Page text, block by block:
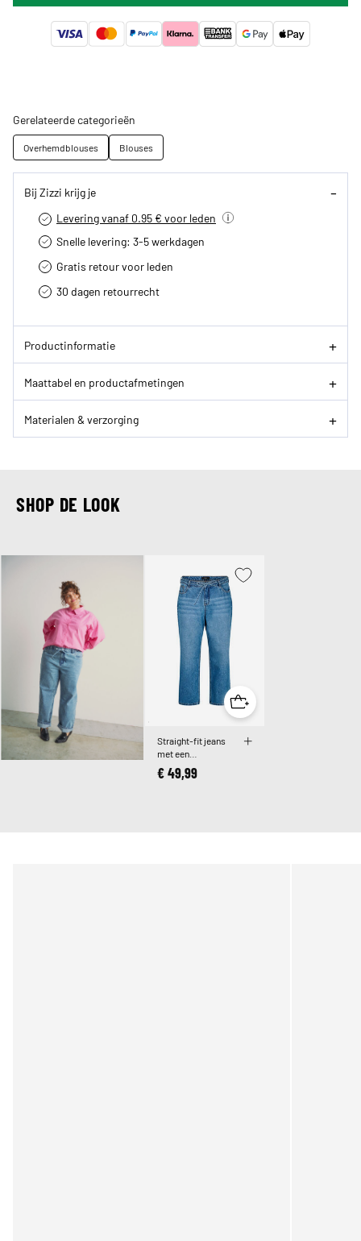
Gerelateerde categorieën
Overhemdblouses Blouses
Bij Zizzi krijg je
Levering vanaf 0.95 € voor leden
Snelle levering: 3-5 werkdagen
Gratis retour voor leden
30 dagen retourrecht­
Productinformatie
Maattabel en productafmetingen
Materialen & verzorging
SHOP DE LOOK
Straight-fit jeans
met een
strikceintuur
€ 49,99